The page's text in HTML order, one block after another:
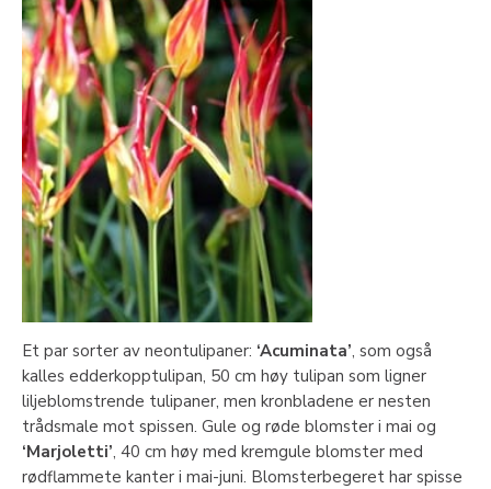
Et par sorter av neontulipaner: ‘Acuminata’, som også
kalles edderkopptulipan, 50 cm høy tulipan som ligner
liljeblomstrende tulipaner, men kronbladene er nesten
trådsmale mot spissen. Gule og røde blomster i mai og
‘Marjoletti’, 40 cm høy med kremgule blomster med
rødflammete kanter i mai-juni. Blomsterbegeret har spisse